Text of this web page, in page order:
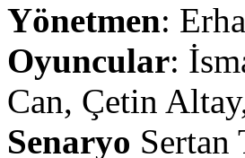
Yönetmen:
Oyuncular:
Can, Çetin
Senaryo Sertan